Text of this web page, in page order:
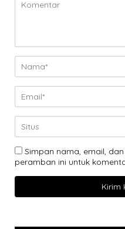
Simpan nama, email,
peramban ini untuk